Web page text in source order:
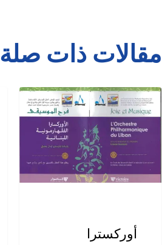
مقالات ذات صلة
أوركسترا
الفيلهارمونيك
أوركسترا